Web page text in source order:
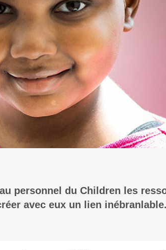
personnel du Children les
avec eux un lien inébranlable.